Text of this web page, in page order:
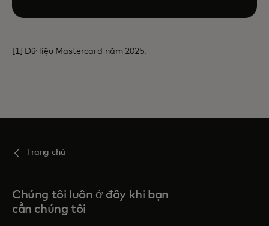
[1] Dữ liệu Mastercard năm 2025.
Trang chủ
Chúng tôi luôn ở đây khi bạn
cần chúng tôi